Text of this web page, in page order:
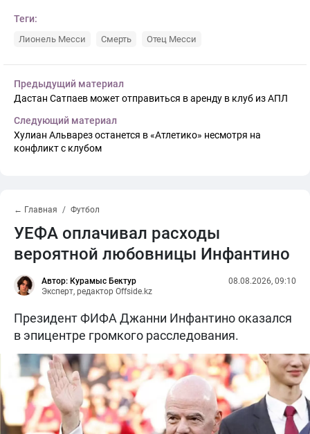
Теги:
Лионель Месси Смерть Отец Месси
Предыдущий материал
Дастан Сатпаев может отправиться в аренду в клуб из АПЛ
Следующий материал
Хулиан Альварез останется в «Атлетико» несмотря на
конфликт с клубом
← Главная Футбол
УЕФА оплачивал расходы
вероятной любовницы Инфантино
Автор: Курамыс Бектур
Эксперт, редактор Offside.kz
08.08.2026, 09:10
Президент ФИФА Джанни Инфантино оказался
в эпицентре громкого расследования.